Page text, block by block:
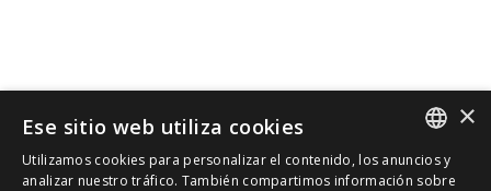
SPANISH
×
Ese sitio web utiliza cookies
Utilizamos cookies para personalizar el contenido, los anuncios y
analizar nuestro tráfico. También compartimos información sobre